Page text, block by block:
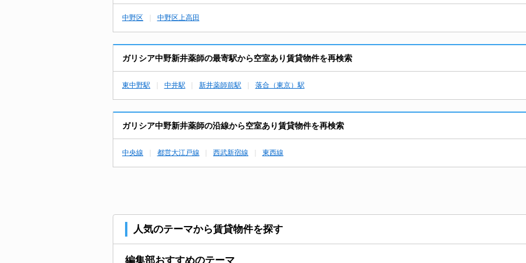
中野区 中野区上高田
ガリシア中野新井薬師の最寄駅から空室あり賃貸物件を再検索
東中野駅 中井駅 新井薬師前駅 落合（東京）駅
ガリシア中野新井薬師の沿線から空室あり賃貸物件を再検索
中央線 都営大江戸線 西武新宿線 東西線
人気のテーマから賃貸物件を探す
編集部おすすめのテーマ